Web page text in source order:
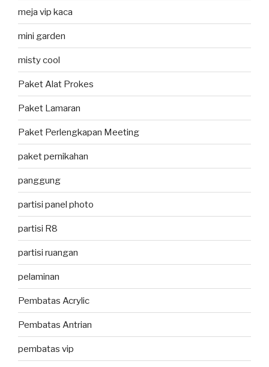
meja vip kaca
mini garden
misty cool
Paket Alat Prokes
Paket Lamaran
Paket Perlengkapan Meeting
paket pernikahan
panggung
partisi panel photo
partisi R8
partisi ruangan
pelaminan
Pembatas Acrylic
Pembatas Antrian
pembatas vip